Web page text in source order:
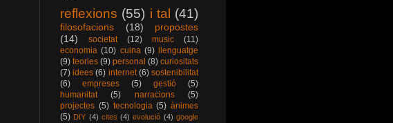
reflexions (55) i tal (41)
filosofacions (18)
propostes
(14)
societat (12) music
(11)
economia (10) cuina (9)
llenguatge
(9) teories (9) personal (8) curiositats
(7) idees (6) internet (6) sostenibilitat
(6)
empreses (5) gestió
(5)
humanitat
(5) narracions
(5)
projectes (5) tecnologia (5) ànimes
(5) DIY (4) cites (4) evolució (4) google